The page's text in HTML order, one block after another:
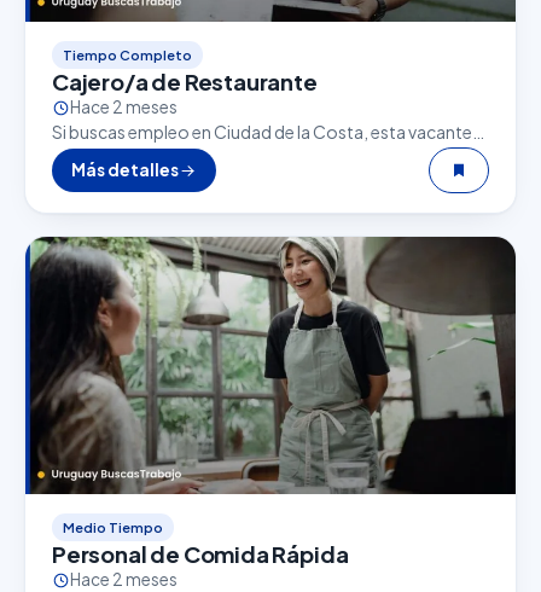
Tiempo Completo
Cajero/a de Restaurante
Hace 2 meses
Si buscas empleo en Ciudad de la Costa, esta vacante
de Cajero/a de Restaurante puede ser una excelente
oportunidad. El sector gastronómico es uno…
Más detalles
Medio Tiempo
Personal de Comida Rápida
Hace 2 meses